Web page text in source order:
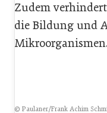
Zudem
die Bildung und
© Paulaner/Frank Achim